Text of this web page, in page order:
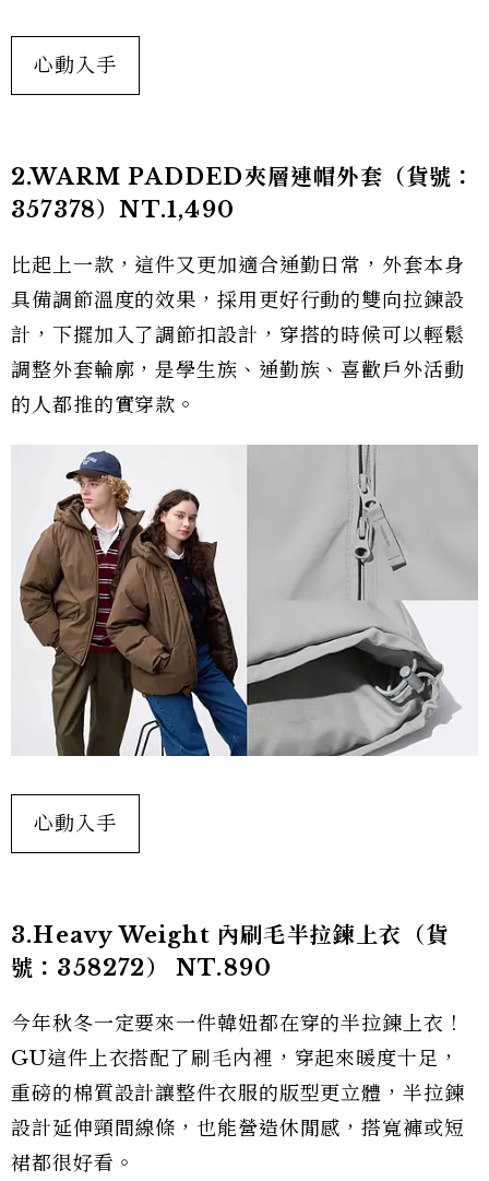
心動入手
2.WARM PADDED夾層連帽外套（貨號：
357378）NT.1,490
比起上一款，這件又更加適合通勤日常，外套本身
具備調節溫度的效果，採用更好行動的雙向拉鍊設
計，下擺加入了調節扣設計，穿搭的時候可以輕鬆
調整外套輪廓，是學生族、通勤族、喜歡戶外活動
的人都推的實穿款。
心動入手
3.Heavy Weight 內刷毛半拉鍊上衣（貨
號：358272） NT.890
今年秋冬一定要來一件韓妞都在穿的半拉鍊上衣！
GU這件上衣搭配了刷毛內裡，穿起來暖度十足，
重磅的棉質設計讓整件衣服的版型更立體，半拉鍊
設計延伸頸間線條，也能營造休閒感，搭寬褲或短
裙都很好看。